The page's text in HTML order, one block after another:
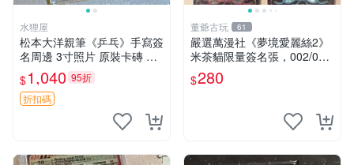
水狸屋
松本大洋親筆《乒乓》手寫簽
名周邊 3寸照片 原裝卡磚 收
藏好物 乒乓 The Animation
松本大洋 簽名 周邊 注記：此
商品為作者親筆簽名，附原
$1,040 95折
折扣碼
董爺古玩 61
嚴選萬漫社《夢境愛麗絲2》
米茶貓限量簽名張，002/003
珍藏版，首賣難得機會 夢境
愛麗絲 米茶貓 限量簽名
$280